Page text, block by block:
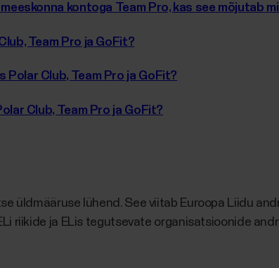
kontoga Team Pro, kas see mõjutab
Team Pro ja GoFit?
Club, Team Pro ja GoFit?
Club, Team Pro ja GoFit?
üldmääruse lühend. See viitab Euroopa Liidu
riikide ja ELis tegutsevate organisatsioonide